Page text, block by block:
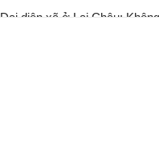
Đại diện xã ở Lai Châu: Không